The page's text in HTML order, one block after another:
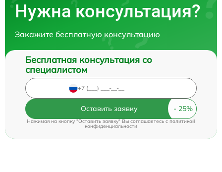
Нужна консультация?
Закажите бесплатную консультацию
Бесплатная консультация со
специалистом
Оставить заявку
Нажимая на кнопку "Оставить заявку" Вы соглашаетесь cполитикой
конфиденциальности